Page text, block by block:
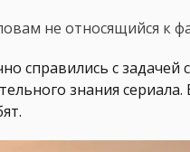
не относящийся к
справились с задачей
знания